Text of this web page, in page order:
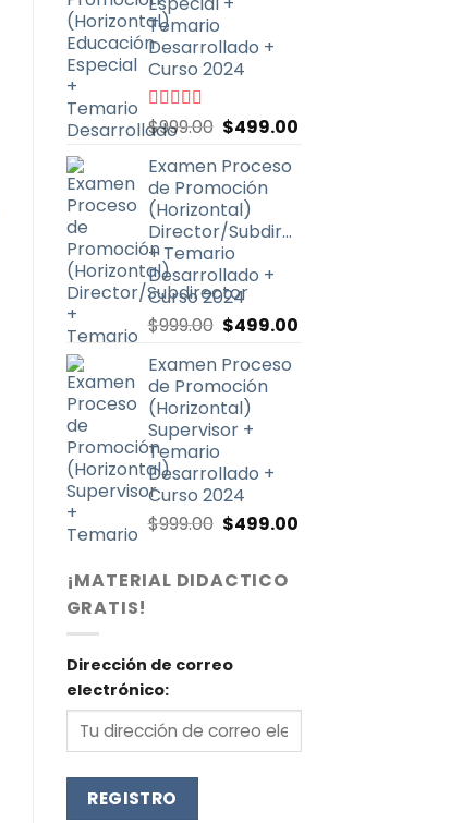
Temario
Desarrollado +
Curso 2024
Valorado
con
5
$999.00 El
original
era:
$999.00.
$499.00
Examen Proceso
de Promoción
(Horizontal)
Director/Subdirector
+ Temario
Desarrollado +
Curso 2024
$999.00 El
original
era:
$999.00.
$499.00
Examen Proceso
de Promoción
(Horizontal)
Supervisor +
Temario
Desarrollado +
Curso 2024
$999.00 El
original
era:
$499.00
¡MATERIAL DIDACTICO
GRATIS!
Dirección de correo
electrónico: